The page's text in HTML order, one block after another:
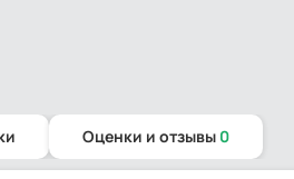
Оценки и отзывы 0